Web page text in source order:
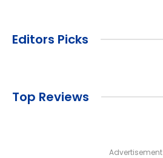
Editors Picks
Top Reviews
Advertisement